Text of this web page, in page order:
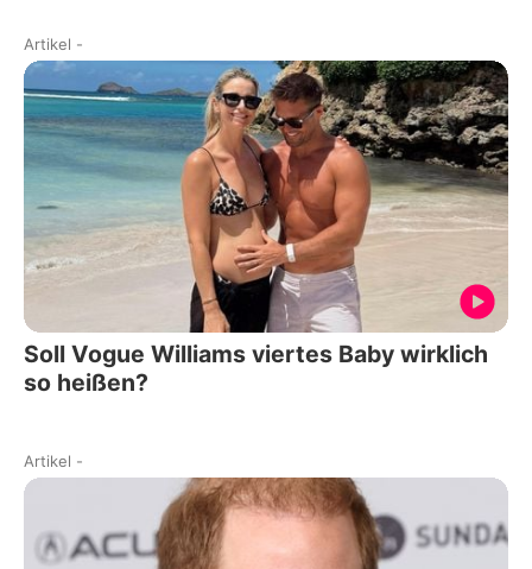
Artikel -
Soll Vogue Williams viertes Baby wirklich
so heißen?
Artikel -